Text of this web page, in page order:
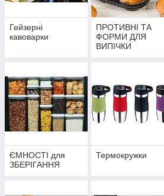
Гейзерні
кавоварки
ПРОТИВНІ ТА
ФОРМИ ДЛЯ
ВИПІЧКИ
ЄМНОСТІ для
ЗБЕРІГАННЯ
Термокружки